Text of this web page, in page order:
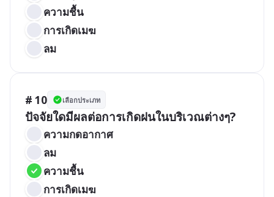
ความชื้น
การเกิดเมฆ
ลม
# 10 เลือกประเภท
ปัจจัยใดมีผลต่อการเกิดฝนในบริเวณต่างๆ?
ความกดอากาศ
ลม
ความชื้น
การเกิดเมฆ